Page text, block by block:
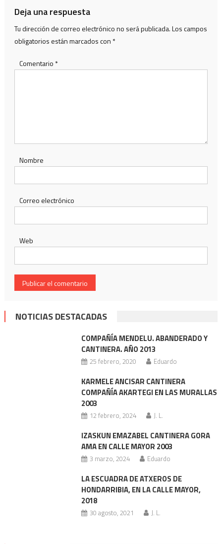
Deja una respuesta
Tu dirección de correo electrónico no será publicada.Los campos
obligatorios están marcados con *
Comentario *
Nombre
Correo electrónico
Web
NOTICIAS DESTACADAS
COMPAÑÍA MENDELU. ABANDERADO Y
CANTINERA. AÑO 2013
25 febrero, 2020 Eduardo
KARMELE ANCISAR CANTINERA
COMPAÑÍA AKARTEGI EN LAS MURALLAS
2003
12 febrero, 2024 J. L.
IZASKUN EMAZABEL CANTINERA GORA
AMA EN CALLE MAYOR 2003
3 marzo, 2024 Eduardo
LA ESCUADRA DE ATXEROS DE
HONDARRIBIA, EN LA CALLE MAYOR,
2018
30 agosto, 2021 J. L.